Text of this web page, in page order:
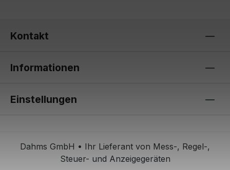
Kontakt
Informationen
Einstellungen
Dahms GmbH • Ihr Lieferant von Mess-, Regel-,
Steuer- und Anzeigegeräten